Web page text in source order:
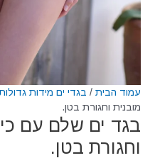
עמוד הבית / בגדי ים מידות
מובנית וחגורת בטן.
בגד ים שלם עם
וחגורת בטן.